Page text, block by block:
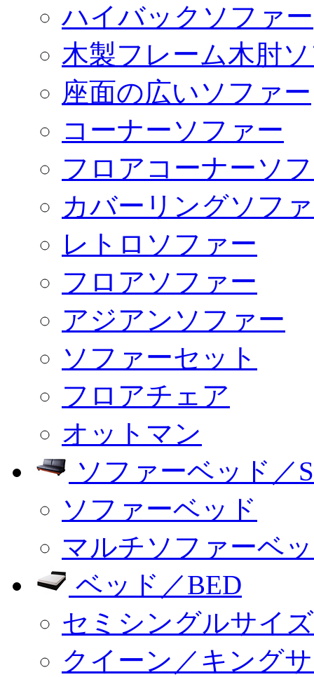
ハイバックソファー
木製フレーム木肘
座面の広いソファー
コーナーソファー
フロアコーナーソ
カバーリングソフ
レトロソファー
フロアソファー
アジアンソファー
ソファーセット
フロアチェア
オットマン
ソファーベッド／
ソファーベッド
マルチソファーベ
ベッド／BED
セミシングルサイ
クイーン／キング